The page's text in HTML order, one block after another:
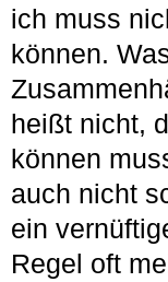
ich muss
können.
heißt nicht,
können
auch nicht
ein
Regel oft